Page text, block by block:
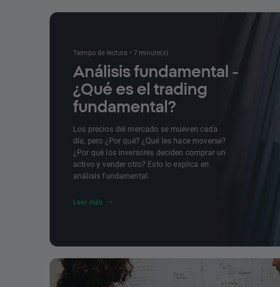
Tiempo de lectura • 7 minute(s)
Análisis fundamental -
¿Qué es el trading
fundamental?
Los precios del mercado se mueven cada
día, pero ¿Por qué? ¿Qué les hace moverse?
¿Por qué los inversores deciden comprar un
activo y vender otro? Esto lo explica en
análisis fundamental.
Leer más